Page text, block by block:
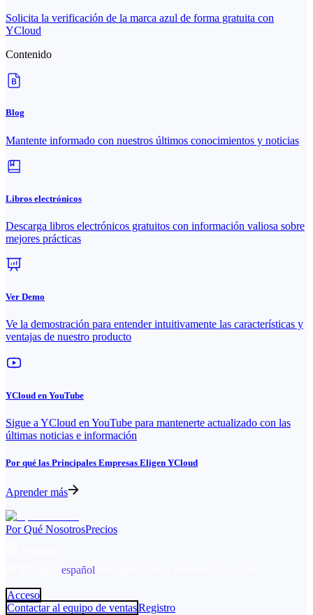
Solicita la verificación de la marca azul de forma gratuita con
YCloud
Contenido
Blog
Mantente informado con nuestros últimos conocimientos y noticias
Libros electrónicos
Descarga libros electrónicos gratuitos con información valiosa sobre
mejores prácticas
Ver Demo
Ve la demostración para entender intuitivamente las características y
ventajas de nuestro producto
YCloud en YouTube
Sigue a YCloud en YouTube para mantenerte actualizado con las
últimas noticias e información
Por qué las Principales Empresas Eligen YCloud
Aprender más
Por Qué NosotrosPrecios
español
Acceso
Contactar al equipo de ventasRegistro